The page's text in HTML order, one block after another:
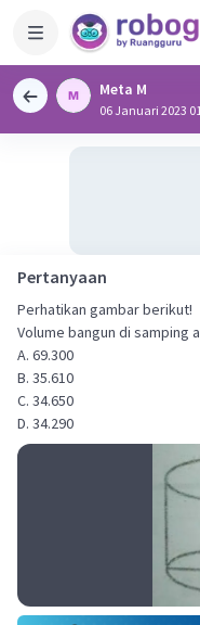
Meta M
06 Januari 2023
Pertanyaan
Perhatikan gambar berikut!
Volume bangun di samping
A. 69.300
B. 35.610
C. 34.650
D. 34.290